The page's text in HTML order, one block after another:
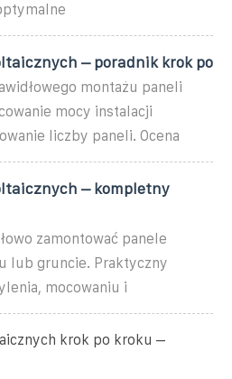
– poradnik krok po
montażu paneli
mocy instalacji
liczby paneli. Ocena
– kompletny
zamontować panele
lub gruncie. Praktyczny
mocowaniu i
krok po kroku –